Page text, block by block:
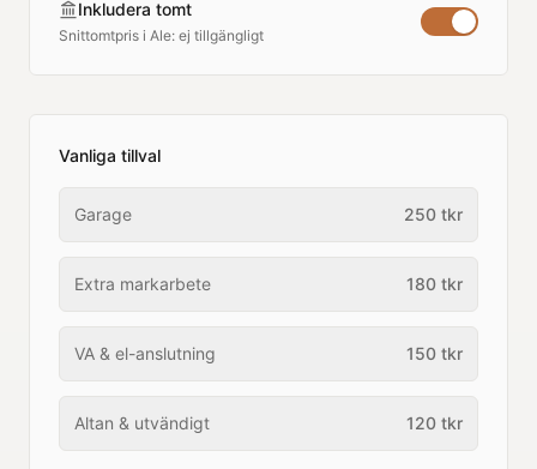
Inkludera tomt
Snittomtpris i Ale: ej tillgängligt
Vanliga tillval
Garage 250 tkr
Extra markarbete 180 tkr
VA & el-anslutning 150 tkr
Altan & utvändigt 120 tkr